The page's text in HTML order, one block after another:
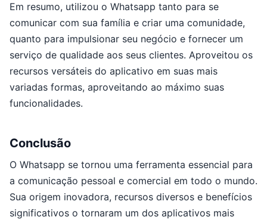
Em resumo, utilizou o Whatsapp tanto para se
comunicar com sua família e criar uma comunidade,
quanto para impulsionar seu negócio e fornecer um
serviço de qualidade aos seus clientes. Aproveitou os
recursos versáteis do aplicativo em suas mais
variadas formas, aproveitando ao máximo suas
funcionalidades.
Conclusão
O Whatsapp se tornou uma ferramenta essencial para
a comunicação pessoal e comercial em todo o mundo.
Sua origem inovadora, recursos diversos e benefícios
significativos o tornaram um dos aplicativos mais